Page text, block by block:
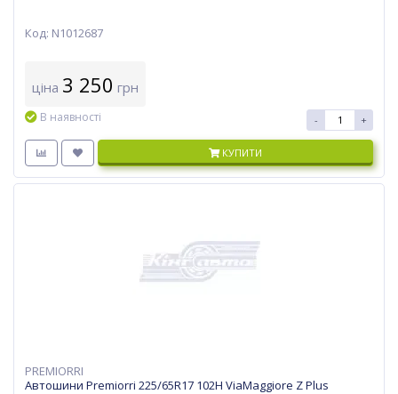
Код: N1012687
ціна 3 250 грн
В наявності - +
КУПИТИ
PREMIORRI
Автошини Premiorri 225/65R17 102H ViaMaggiore Z Plus